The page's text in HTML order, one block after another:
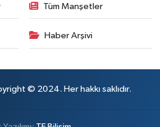
Tüm Manşetler
Haber Arşivi
© 2024. Her hakkı saklıdır.